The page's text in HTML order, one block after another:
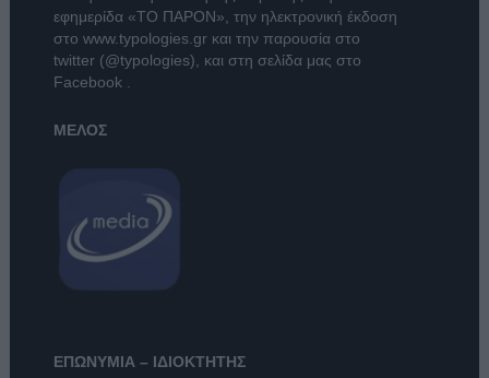
εφημερίδα «ΤΟ ΠΑΡΟΝ» , την ηλεκτρονική έκδοση
στο www.typologies.grκαι την παρουσία στο
twitter (@typologies) , και στη σελίδα μας στο
Facebook
ΜΕΛΟΣ
ΕΠΩΝΥΜΙΑ – ΙΔΙΟΚΤΗΤΗΣ